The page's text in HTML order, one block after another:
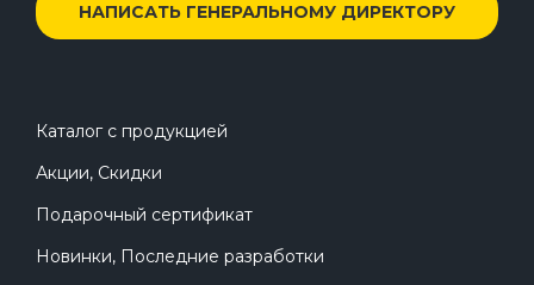
НАПИСАТЬ ГЕНЕРАЛЬНОМУ ДИРЕКТОРУ
Каталог с продукцией
Акции, Скидки
Подарочный сертификат
Новинки, Последние разработки